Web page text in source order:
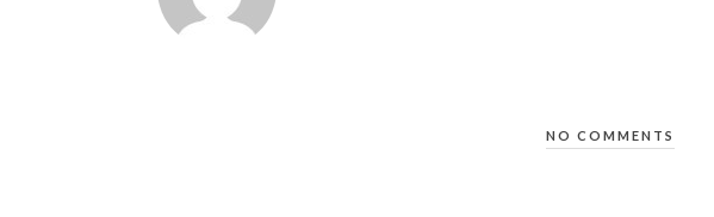
NO COMMENTS